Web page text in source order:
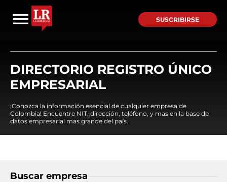
SUSCRIBIRSE
DIRECTORIO REGISTRO ÚNICO
EMPRESARIAL
¡Conozca la información esencial de cualquier empresa de
Colombia! Encuentre NIT, dirección, teléfono, y mas en la base de
datos empresarial mas grande del país.
Buscar empresa